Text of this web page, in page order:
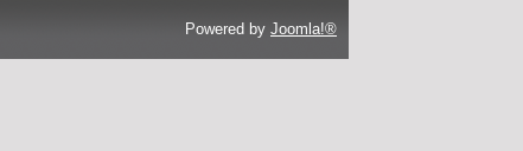
Powered by Joomla!®